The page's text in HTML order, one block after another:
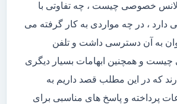
خصوصی چیست ، چه تفاوتی با
دارد ، در چه مواردی به کار گرفته می
به آن دسترسی داشت و تلفن
و همچنین ابهامات بسیار دیگری
که در این مطلب قصد داریم به
پرداخته و پاسخ های مناسبی برای